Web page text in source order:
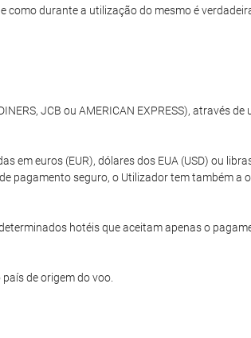
durante a utilização do mesmo é
JCB ou AMERICAN EXPRESS), através
euros (EUR), dólares dos EUA (USD) ou
pagamento seguro, o Utilizador tem também a
hotéis que aceitam apenas o
de origem do voo.